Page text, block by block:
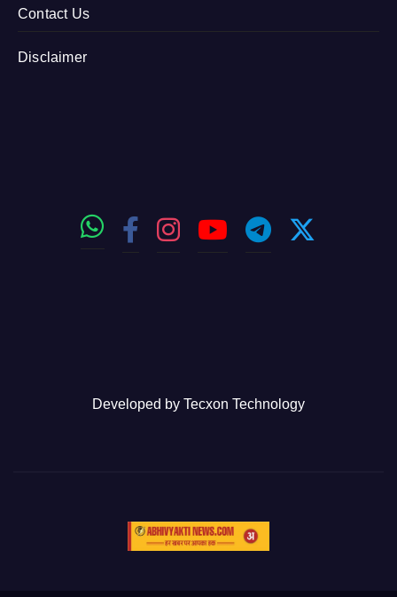
Contact Us
Disclaimer
Developed by Tecxon Technology